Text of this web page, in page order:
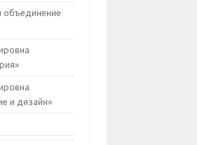
объединение
и дизайн»